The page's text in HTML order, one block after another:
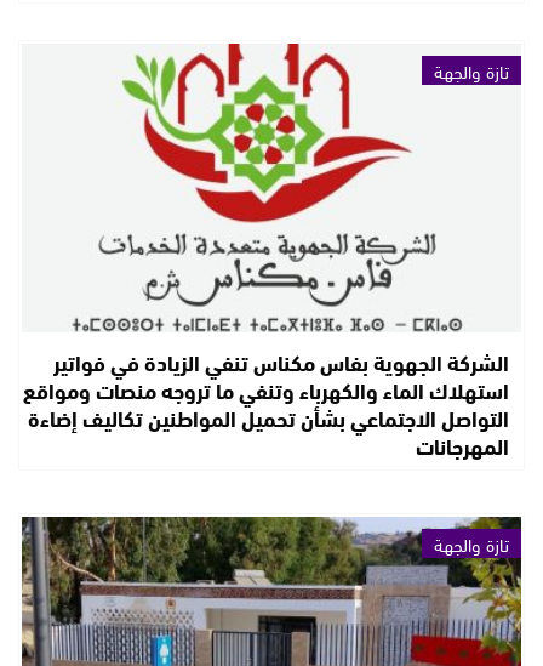
تازة والجهة
الشركة الجهوية بفاس مكناس تنفي الزيادة في فواتير
استهلاك الماء والكهرباء وتنفي ما تروجه منصات ومواقع
التواصل الاجتماعي بشأن تحميل المواطنين تكاليف إضاءة
المهرجانات
تازة والجهة